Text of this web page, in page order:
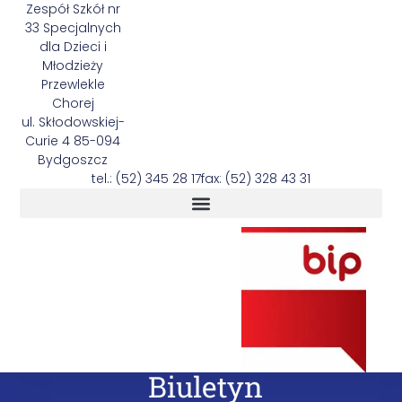
Zespół Szkół nr
33 Specjalnych
dla Dzieci i
Młodzieży
Przewlekle
Chorej
ul. Skłodowskiej-
Curie 4 85-094
Bydgoszcz
tel.: (52) 345 28 17fax: (52) 328 43 31
Biuletyn